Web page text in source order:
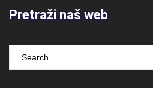
Pretraži naš web